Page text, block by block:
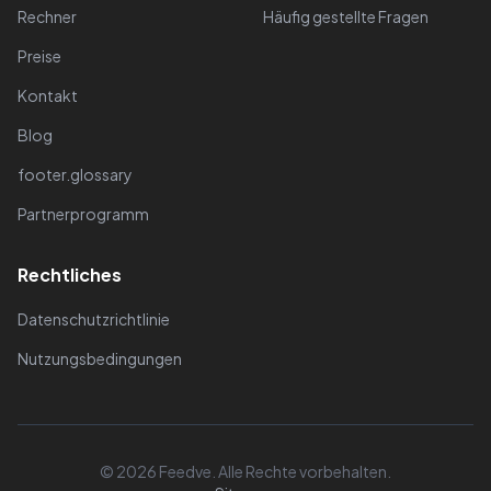
Rechner
Preise
Kontakt
Blog
footer.glossary
Partnerprogramm
Häufig gestellte Fragen
Rechtliches
Datenschutzrichtlinie
Nutzungsbedingungen
© 2026 Feedve. Alle Rechte vorbehalten.